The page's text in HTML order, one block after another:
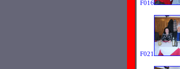
F016
F021